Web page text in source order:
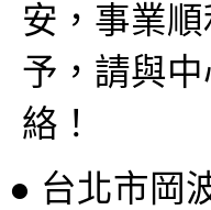
安，事業
予，請與
絡！
● 台北市岡